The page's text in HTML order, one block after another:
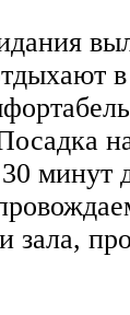
минут
зала,